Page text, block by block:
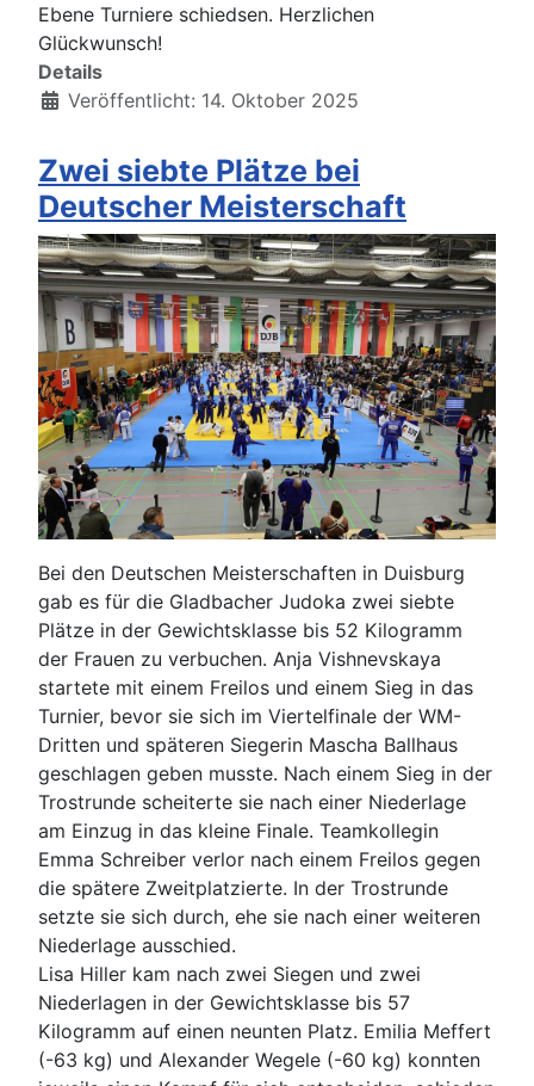
Ebene Turniere schiedsen. Herzlichen
Glückwunsch!
Details
Veröffentlicht: 14. Oktober 2025
Zwei siebte Plätze bei
Deutscher Meisterschaft
Bei den Deutschen Meisterschaften in Duisburg
gab es für die Gladbacher Judoka zwei siebte
Plätze in der Gewichtsklasse bis 52 Kilogramm
der Frauen zu verbuchen. Anja Vishnevskaya
startete mit einem Freilos und einem Sieg in das
Turnier, bevor sie sich im Viertelfinale der WM-
Dritten und späteren Siegerin Mascha Ballhaus
geschlagen geben musste. Nach einem Sieg in der
Trostrunde scheiterte sie nach einer Niederlage
am Einzug in das kleine Finale. Teamkollegin
Emma Schreiber verlor nach einem Freilos gegen
die spätere Zweitplatzierte. In der Trostrunde
setzte sie sich durch, ehe sie nach einer weiteren
Niederlage ausschied.
Lisa Hiller kam nach zwei Siegen und zwei
Niederlagen in der Gewichtsklasse bis 57
Kilogramm auf einen neunten Platz. Emilia Meffert
(-63 kg) und Alexander Wegele (-60 kg) konnten